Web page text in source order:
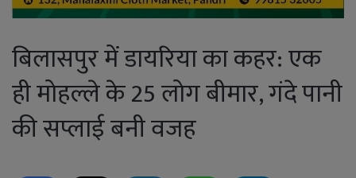
बिलासपुर में डायरिया का कहर: एक
ही मोहल्ले के 25 लोग बीमार, गंदे पानी
की सप्लाई बनी वजह